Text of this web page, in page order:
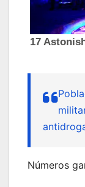
Números